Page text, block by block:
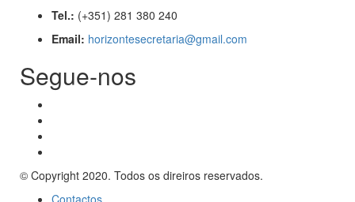
Tel.: (+351) 281 380 240
Email: horizontesecretaria@gmail.com
Segue-nos
© Copyright 2020. Todos os direiros reservados.
Contactos